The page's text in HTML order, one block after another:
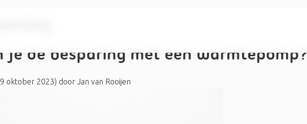
je de besparing met een warmtepomp?
oktober 2023) door Jan van Rooijen